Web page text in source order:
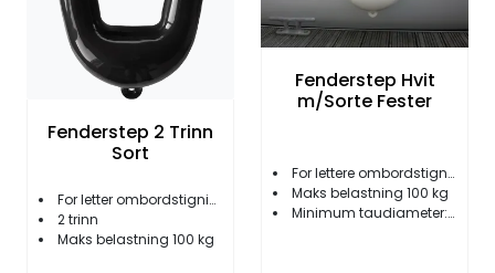
Fenderstep 2 Trinn
Sort
For letter ombordstigning
2 trinn
Maks belastning 100 kg
Fenderstep Hvit
m/Sorte Fester
For lettere ombordstigning
Maks belastning 100 kg
Minimum taudiameter: 10 mm
Båtpleie/Opplag
Seil